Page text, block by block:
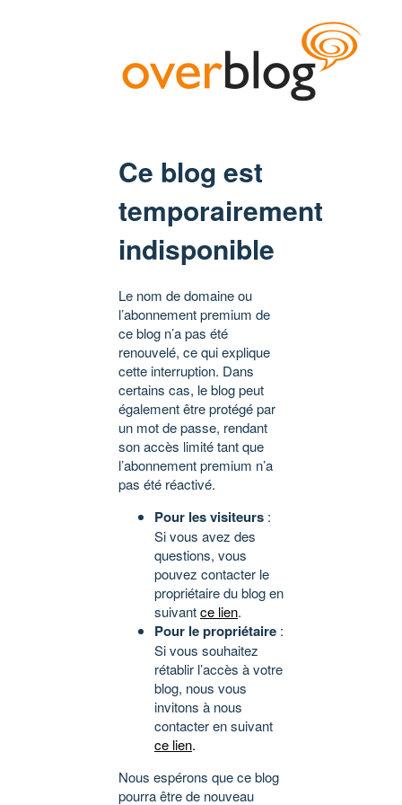
Ce blog est
temporairement
indisponible
Le nom de domaine ou
l’abonnement premium de
ce blog n’a pas été
renouvelé, ce qui explique
cette interruption. Dans
certains cas, le blog peut
également être protégé par
un mot de passe, rendant
son accès limité tant que
l’abonnement premium n’a
pas été réactivé.
Pour les visiteurs :
Si vous avez des
questions, vous
pouvez contacter le
propriétaire du blog en
suivantce lien.
Pour le propriétaire :
Si vous souhaitez
rétablir l’accès à votre
blog, nous vous
invitons à nous
contacter en suivant
ce lien.
Nous espérons que ce blog
pourra être de nouveau